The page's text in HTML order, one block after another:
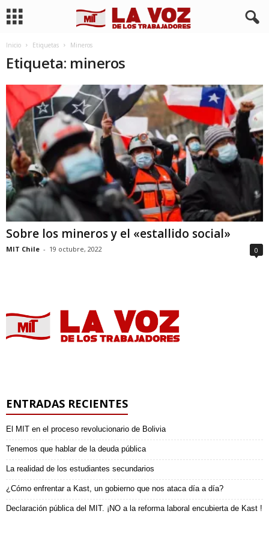
Inicio Etiquetas Mineros
Etiqueta: mineros
Sobre los mineros y el «estallido social»
MIT Chile - 19 octubre, 2022 0
ENTRADAS RECIENTES
El MIT en el proceso revolucionario de Bolivia
Tenemos que hablar de la deuda pública
La realidad de los estudiantes secundarios
¿Cómo enfrentar a Kast, un gobierno que nos ataca día a día?
Declaración pública del MIT. ¡NO a la reforma laboral encubierta de Kast !